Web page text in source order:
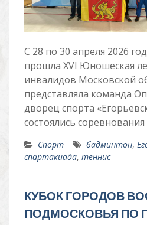
С 28 по 30 апреля 2026
прошла XVI Юношеская
инвалидов Московской
представляла команда
дворец спорта
состоялись
Спорт бадминтон,
спартакиада, теннис
КУБОК ГОРОДОВ
ПОДМОСКОВЬЯ ПО